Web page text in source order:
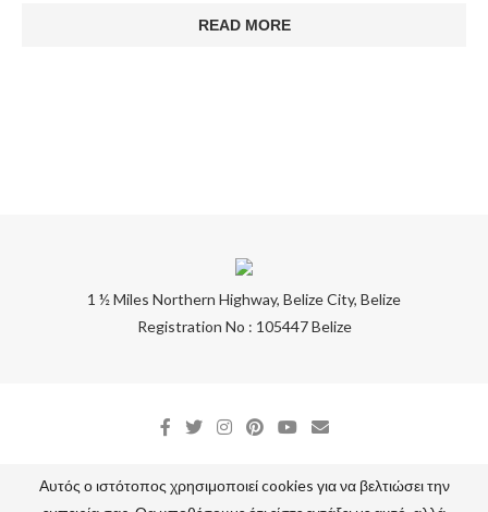
READ MORE
1 ½ Miles Northern Highway, Belize City, Belize
Registration No : 105447 Belize
Αυτός ο ιστότοπος χρησιμοποιεί cookies για να βελτιώσει την